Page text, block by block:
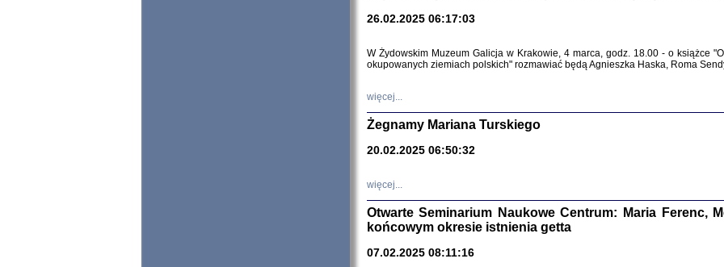
26.02.2025 06:17:03
W Żydowskim Muzeum Galicja w Krakowie, 4 marca, godz. 18.00 - o książce
okupowanych ziemiach polskich" rozmawiać będą Agnieszka Haska, Roma
więcej...
Żegnamy Mariana Turskiego
20.02.2025 06:50:32
więcej...
Otwarte Seminarium Naukowe Centrum: Maria Ferenc,
końcowym okresie istnienia getta
07.02.2025 08:11:16